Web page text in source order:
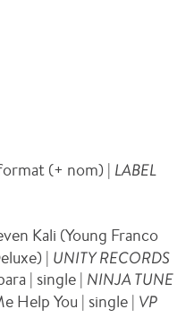
(+ nom) | LABEL
Kali (Young Franco
| UNITY RECORDS
| single | NINJA TUNE
Help You | single | VP